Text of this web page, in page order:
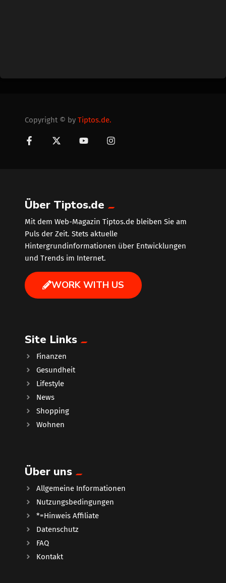
Copyright © by Tiptos.de.
Über Tiptos.de
Mit dem Web-Magazin Tiptos.de bleiben Sie am
Puls der Zeit. Stets aktuelle
Hintergrundinformationen über Entwicklungen
und Trends im Internet.
WORK WITH US
Site Links
Finanzen
Gesundheit
Lifestyle
News
Shopping
Wohnen
Über uns
Allgemeine Informationen
Nutzungsbedingungen
*=Hinweis Affiliate
Datenschutz
FAQ
Kontakt